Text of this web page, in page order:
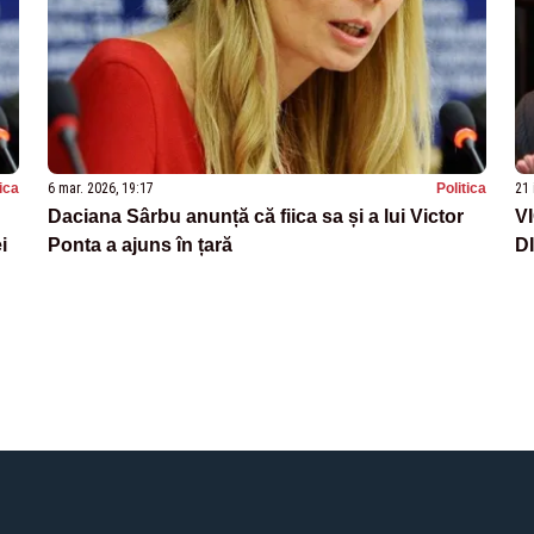
6 mar. 2026, 19:17 Politica
Daciana Sârbu anunță că fiica sa și a lui Victor
Ponta a ajuns în țară
21